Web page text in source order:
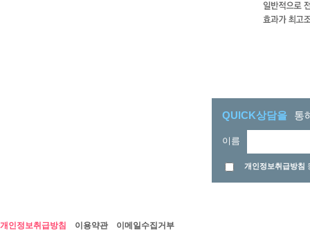
QUICK상담을 통
이름
개인정보취급방침
개인정보취급방침 이용약관 이메일수집거부